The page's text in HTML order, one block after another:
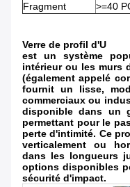
Fragment
>=40
Verre de profil d'U
est un système
intérieur ou les murs
(également appelé
fournit un lisse,
commerciaux ou
disponible dans un
permettant pour le
perte d'intimité. Ce
verticalement ou
dans les longueurs
options disponibles
sécurité d'impact.